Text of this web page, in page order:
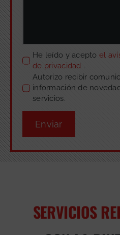
He leído y acepto el
de privacidad .
Autorizo recibir
información de
servicios.
Enviar
SERVICIOS